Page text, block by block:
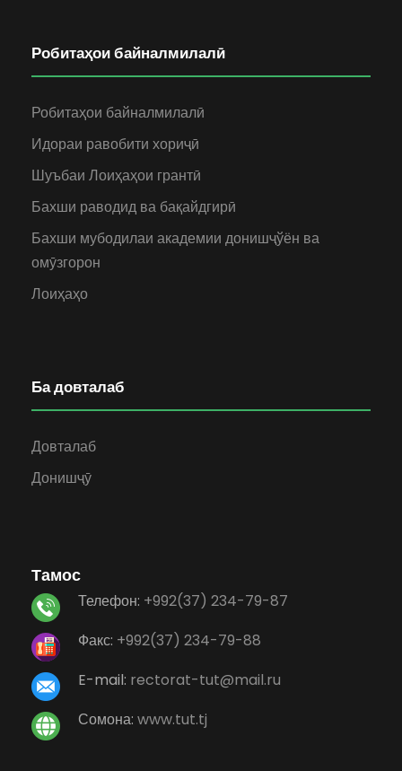
Робитаҳои байналмилалӣ
Робитаҳои байналмилалӣ
Идораи равобити хориҷӣ
Шуъбаи Лоиҳаҳои грантӣ
Бахши раводид ва бақайдгирӣ
Бахши мубодилаи академии донишҷўён ва
омӯзгорон
Лоиҳаҳо
Ба довталаб
Довталаб
Донишҷӯ
Тамос
Телефон: +992(37) 234-79-87
Факс: +992(37) 234-79-88
E-mail: rectorat-tut@mail.ru
Сомона: www.tut.tj